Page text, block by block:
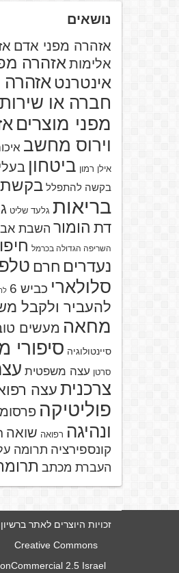
נושאים
אזהרה מפני אדם
אלימות אזהרה
אינטרנט אזהרה
חברה או שירות
מפני מוצרים
וירוס מחשב
אילן רמון ביטחון
בקשה להתפלל
בריאות גלעד שליט
דת הומור השבת
השריפה הגדולה בכרמל
נעדרים חרם
סלולארי כביש 6
להעביר ולקבל
מחאה מעשים
סיינטולוגיה סיפורי
סרטן עצה משפטית
צרכנית עצה
פוליטיקה
ונהיגה רפואה שואה
קונספירציה תרומה
העברת מכתב
זכויות היוצרים לאתר ברשיון
Creative Commons
2.5 Israel